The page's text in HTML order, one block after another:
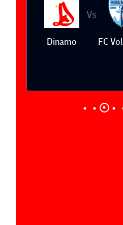
Dinamo
Vs
FC